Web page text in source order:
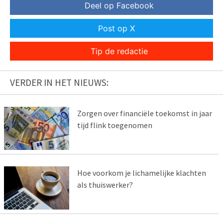
Deel op Facebook
Post op X
Tip de redactie
VERDER IN HET NIEUWS:
Zorgen over financiële toekomst in jaar
tijd flink toegenomen
Hoe voorkom je lichamelijke klachten
als thuiswerker?